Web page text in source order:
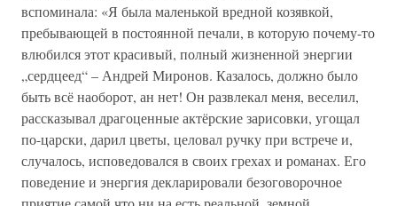
вспоминала: «Я была маленькой вредной козявкой,
пребывающей в постоянной печали, в которую почему-то
влюбился этот красивый, полный жизненной энергии
„сердцеед“ – Андрей Миронов. Казалось, должно было
быть всё наоборот, ан нет! Он развлекал меня, веселил,
рассказывал драгоценные актёрские зарисовки, угощал
по-царски, дарил цветы, целовал ручку при встрече и,
случалось, исповедовался в своих грехах и романах. Его
поведение и энергия декларировали безоговорочное